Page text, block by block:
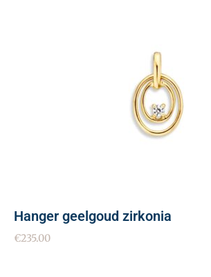
Hanger geelgoud zirkonia
€235.00